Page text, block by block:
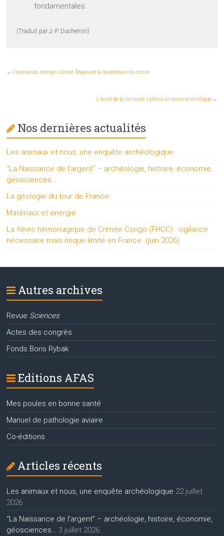
fondamentales.
(Traduit par J.-P. Duchemin)
← Croissance, énergie, climat. Dépasser la quadrature du cercle
L’école de la curiosité. Lettre à un jeune scientifique →
Nos dernières actualités
Les animaux et nous, une enquête archéologique
“La Naissance de l’argent” – archéologie, histoire, économie,
géosciences…
La géologie du tour de France
Matériaux et énergie
La fièvre hémorragique de Crimée Congo (FHCC) : vigilance
nécessaire mais risque limité en France. (juin 2026)
Autres archives
Revue Sciences
Actes des congrès
Fonds Boris Rybak
Editions AFAS
Mes poules en bonne santé
Manuel de pathologie aviaire
Co-éditions
Articles récents
Les animaux et nous, une enquête archéologique 22 juillet
2026
“La Naissance de l’argent” – archéologie, histoire, économie,
géosciences…
3 juillet 2026